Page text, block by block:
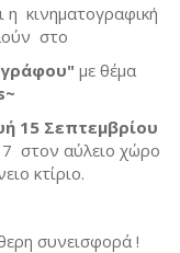
η κινηματογραφική
στο
με θέμα
~
15 Σεπτεμβρίου
στον αύλειο χώρο
κτίριο.
συνεισφορά !